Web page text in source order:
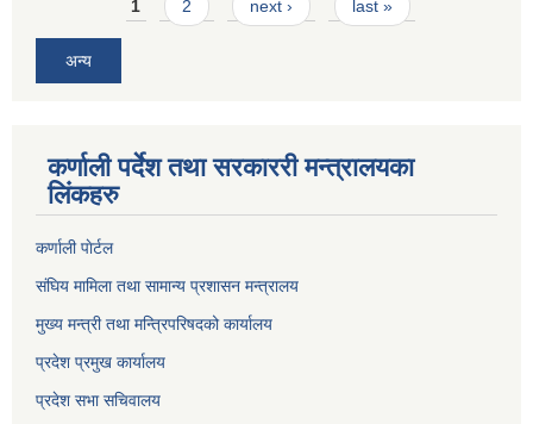
1 2 next › last »
अन्य
कर्णाली पर्देश तथा सरकाररी मन्त्रालयका
लिंकहरु
कर्णाली पाेर्टल
संघिय मामिला तथा सामान्य प्रशासन मन्त्रालय
मुख्य मन्त्री तथा मन्त्रिपरिषदको कार्यालय
प्रदेश प्रमुख कार्यालय
प्रदेश सभा सचिवालय